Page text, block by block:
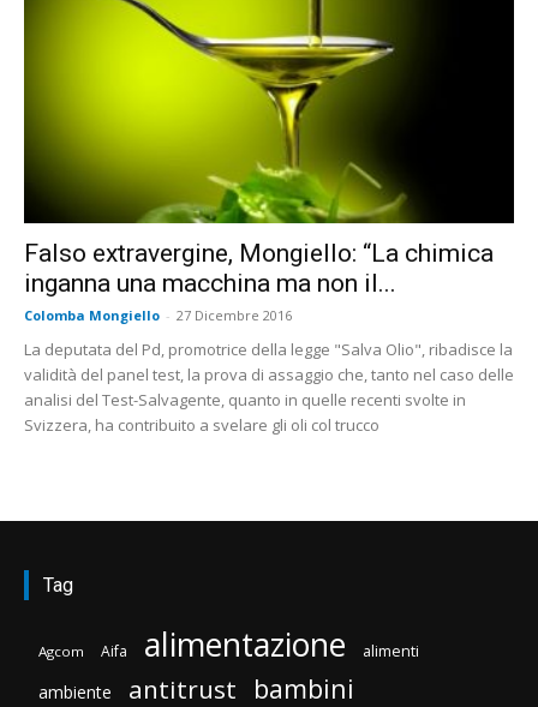
Falso extravergine, Mongiello: “La chimica
inganna una macchina ma non il...
Colomba Mongiello - 27 Dicembre 2016
La deputata del Pd, promotrice della legge "Salva Olio", ribadisce la
validità del panel test, la prova di assaggio che, tanto nel caso delle
analisi del Test-Salvagente, quanto in quelle recenti svolte in
Svizzera, ha contribuito a svelare gli oli col trucco
Tag
Agcom Aifa alimentazione alimenti
ambiente antitrust bambini